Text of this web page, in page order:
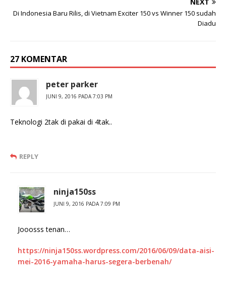
Di Indonesia Baru Rilis, di Vietnam Exciter 150 vs Winner 150 sudah
Diadu
27 KOMENTAR
peter parker
JUNI 9, 2016 PADA 7:03 PM
Teknologi 2tak di pakai di 4tak..
REPLY
ninja150ss
JUNI 9, 2016 PADA 7:09 PM
Jooosss tenan…
https://ninja150ss.wordpress.com/2016/06/09/data-aisi-
mei-2016-yamaha-harus-segera-berbenah/